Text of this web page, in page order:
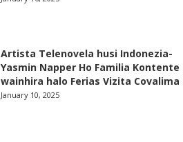
Artista Telenovela husi Indonezia-
Yasmin Napper Ho Familia Kontente
wainhira halo Ferias Vizita Covalima
January 10, 2025